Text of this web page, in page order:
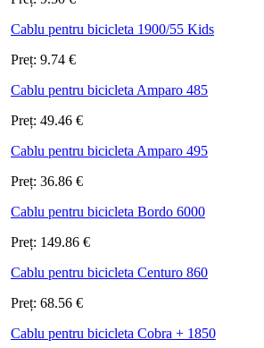
Cablu pentru bicicleta 1900/55 Kids
Preț: 9.74 €
Cablu pentru bicicleta Amparo 485
Preț: 49.46 €
Cablu pentru bicicleta Amparo 495
Preț: 36.86 €
Cablu pentru bicicleta Bordo 6000
Preț: 149.86 €
Cablu pentru bicicleta Centuro 860
Preț: 68.56 €
Cablu pentru bicicleta Cobra + 1850